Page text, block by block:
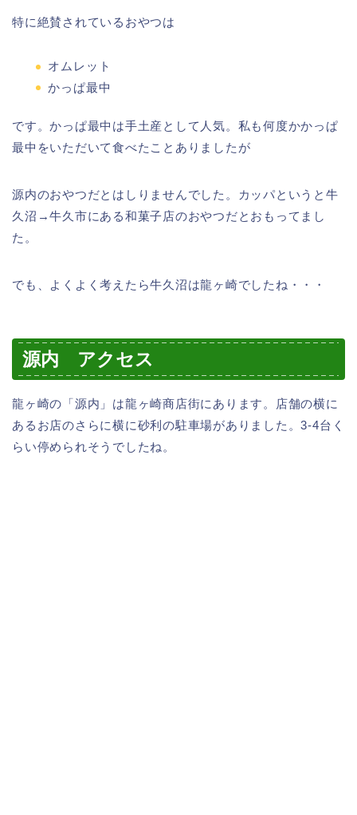
特に絶賛されているおやつは
オムレット
かっぱ最中
です。かっぱ最中は手土産として人気。私も何度かかっぱ
最中をいただいて食べたことありましたが
源内のおやつだとはしりませんでした。カッパというと牛
久沼→牛久市にある和菓子店のおやつだとおもってまし
た。
でも、よくよく考えたら牛久沼は龍ヶ崎でしたね・・・
源内 アクセス
龍ヶ崎の「源内」は龍ヶ崎商店街にあります。店舗の横に
あるお店のさらに横に砂利の駐車場がありました。3-4台く
らい停められそうでしたね。